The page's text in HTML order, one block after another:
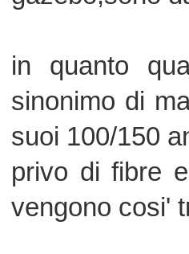
nonche' il
2° mano a
portanti lignee
.restauro con
suddette fasi